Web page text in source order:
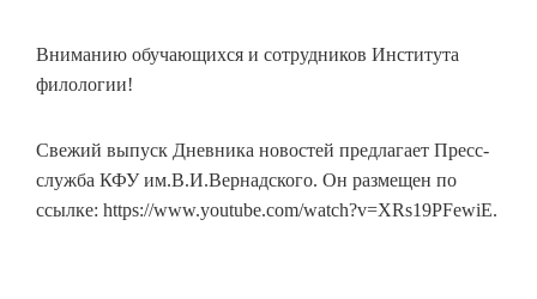
Вниманию обучающихся и сотрудников Института
филологии!
Свежий выпуск Дневника новостей предлагает Пресс-
служба КФУ им.В.И.Вернадского. Он размещен по
ссылке: https://www.youtube.com/watch?v=XRs19PFewiE.